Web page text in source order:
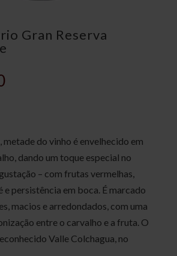
Gran Reserva
metade do vinho é envelhecido em
dando um toque especial no
– com frutas vermelhas,
e persistência em boca. É marcado
macios e arredondados, com uma
entre o carvalho e a fruta. O
Valle Colchagua, no